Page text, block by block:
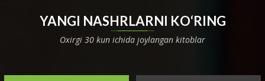
YANGI NASHRLARNI KO‘RING
Oxirgi 30 kun ichida joylangan kitoblar